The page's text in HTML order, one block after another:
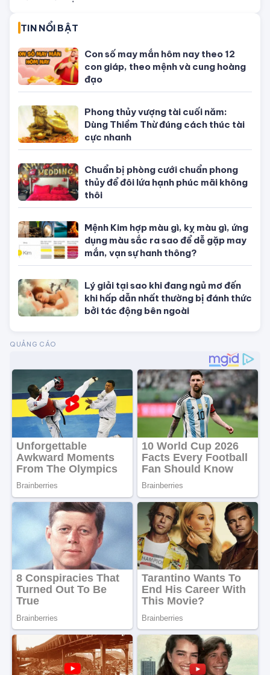
Tử vi tuổi Tuất
Tử vi tuổi Hợi
TIN NỔI BẬT
Con số may mắn hôm nay theo 12
con giáp, theo mệnh và cung hoàng
Phong thủy vượng tài cuối năm:
Dùng Thiềm Thừ đúng cách thúc tài
cực nhanh
Chuẩn bị phòng cưới chuẩn phong
thủy để đôi lứa hạnh phúc mãi không
Mệnh Kim hợp màu gì, kỵ màu gì, ứng
dụng màu sắc ra sao để dễ gặp may
mắn, vạn sự hanh thông?
Lý giải tại sao khi đang ngủ mơ đến